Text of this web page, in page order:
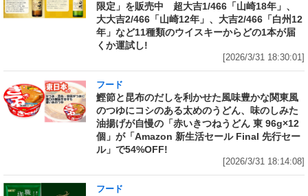
限定」を販売中 超大吉1/466「山崎18年」、
大大吉2/466「山崎12年」、大吉2/466「白州12
年」など11種類のウイスキーからどの1本が届
くか運試し!
[2026/3/31 18:30:01]
フード
鰹節と昆布のだしを利かせた風味豊かな関東風
のつゆにコシのある太めのうどん、味のしみた
油揚げが自慢の「赤いきつねうどん 東 96g×12
個」が「Amazon 新生活セール Final 先行セー
ル」で54%OFF!
[2026/3/31 18:14:08]
フード